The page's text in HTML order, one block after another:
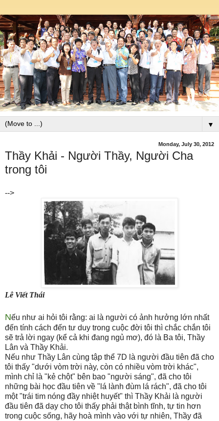
▼
Monday, July 30, 2012
Thầy Khải - Người Thầy, Người Cha
trong tôi
-->
Lê Viết Thái
Nếu như ai hỏi tôi rằng: ai là người có ảnh hưởng lớn nhất
đến tính cách đến tư duy trong cuộc đời tôi thì chắc chắn tôi
sẽ trả lời ngay (kể cả khi đang ngủ mơ), đó là Ba tôi, Thầy
Lân và Thầy Khải.
Nếu như Thầy Lân cùng tập thể 7D là người đầu tiên đã cho
tôi thấy "dưới vòm trời này, còn có nhiều vòm trời khác",
mình chỉ là "kẻ chột" bên bao "người sáng", đã cho tôi
những bài học đầu tiên về "lá lành đùm lá rách", đã cho tôi
một "trái tim nóng đầy nhiệt huyết" thì Thầy Khải là người
đầu tiên đã dạy cho tôi thấy phải thật bình tĩnh, tự tin hơn
trong cuộc sống, hãy hoà mình vào với tự nhiên, Thầy đã